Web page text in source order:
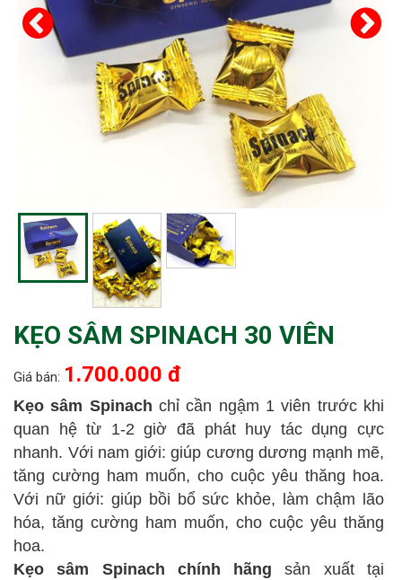
KẸO SÂM SPINACH 30 VIÊN
Giá bán: 1.700.000 đ
Kẹo sâm Spinach chỉ cần ngậm 1 viên trước khi
quan hệ từ 1-2 giờ đã phát huy tác dụng cực
nhanh. Với nam giới: giúp cương dương mạnh mẽ,
tăng cường ham muốn, cho cuộc yêu thăng hoa.
Với nữ giới: giúp bồi bổ sức khỏe, làm chậm lão
hóa, tăng cường ham muốn, cho cuộc yêu thăng
hoa.
Kẹo sâm Spinach chính hãngsản xuất tại